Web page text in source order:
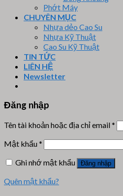
Phớt Máy
CHUYÊN MỤC
Nhựa dẻo Cao Su
Nhựa Kỹ Thuật
Cao Su Kỹ Thuật
TIN TỨC
LIÊN HỆ
Newsletter
Đăng nhập
Tên tài khoản hoặc địa chỉ email*
Mật khẩu*
Ghi nhớ mật khẩu
Đăng nhập
Quên mật khẩu?